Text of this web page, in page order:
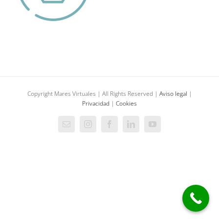
Copyright Mares Virtuales | All Rights Reserved | Aviso legal |
Privacidad | Cookies
CorreoInstagramFacebookLinkedInYouTube